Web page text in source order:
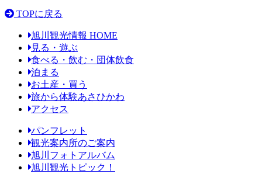
TOPに戻る
旭川観光情報 HOME
見る・遊ぶ
食べる・飲む・団体飲食
泊まる
お土産・買う
旅から体験あさひかわ
アクセス
パンフレット
観光案内所のご案内
旭川フォトアルバム
旭川観光トピック！